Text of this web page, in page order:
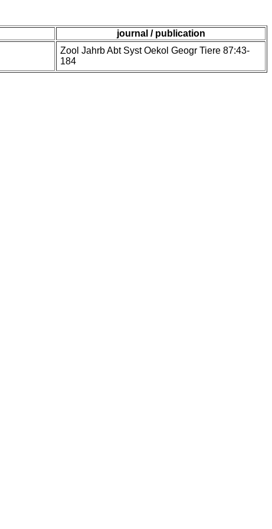
journal / publication
Zool Jahrb Abt Syst Oekol Geogr Tiere 87:43-
184